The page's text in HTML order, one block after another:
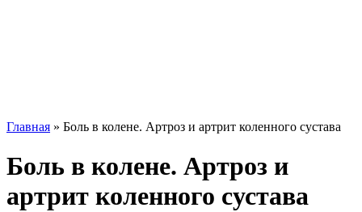
Главная » Боль в колене. Артроз и артрит коленного сустава
Боль в колене. Артроз и
артрит коленного сустава